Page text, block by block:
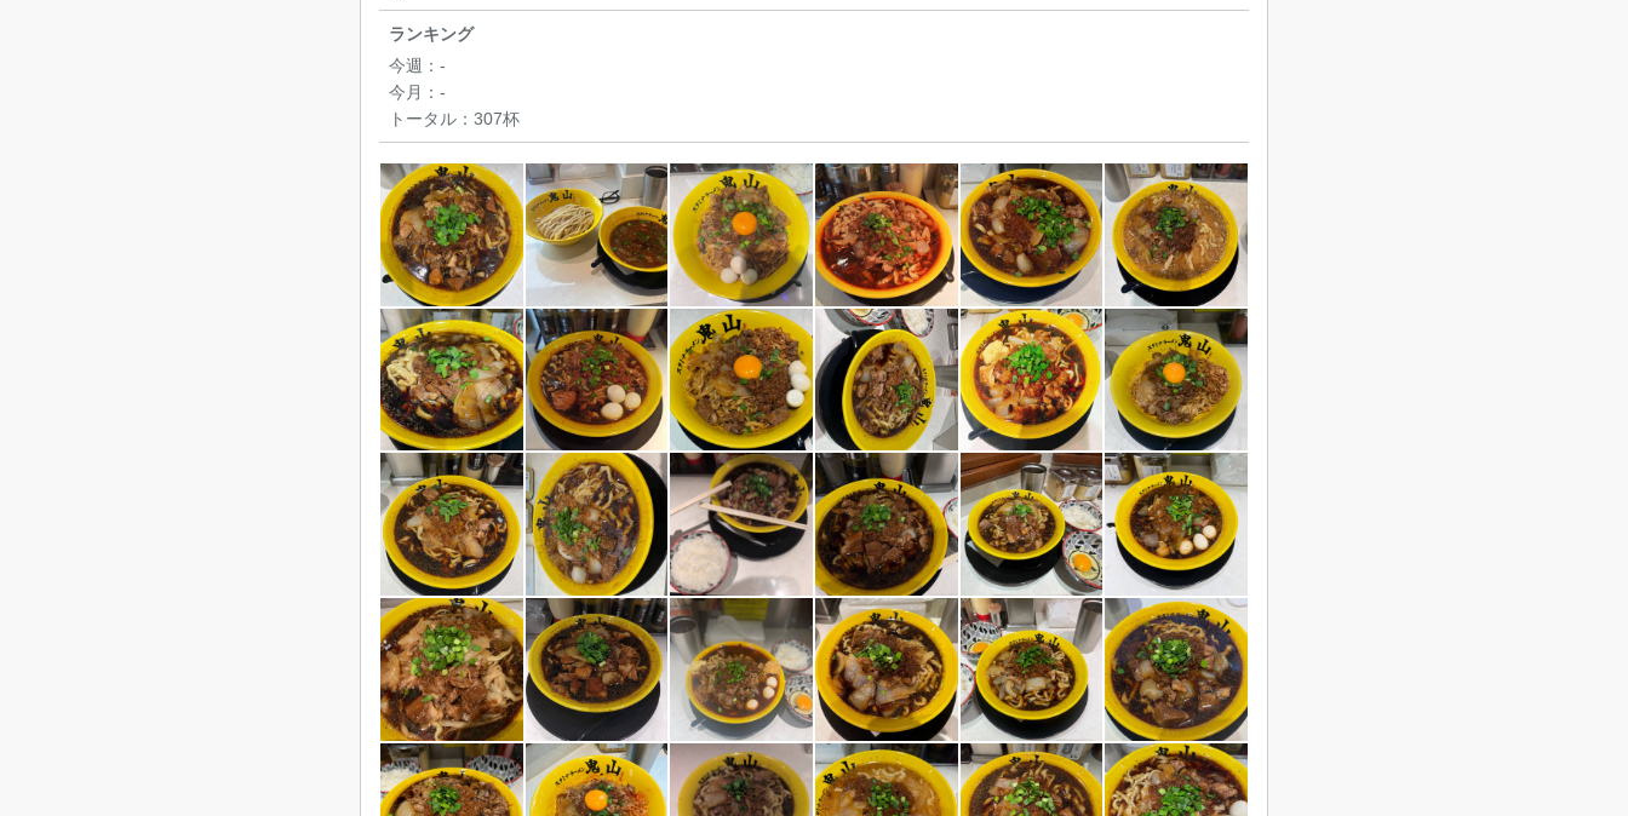
ランキング
今週： -
今月： -
トータル： 307杯